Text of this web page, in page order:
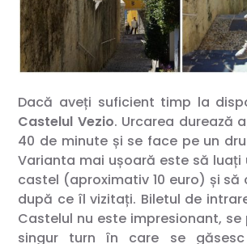
Dacă aveți suficient timp la
Castelul Vezio. Urcarea durează
40 de minute și se face pe un
Varianta mai ușoară este să luați
castel (aproximativ 10 euro) și să
după ce îl vizitați. Biletul de
Castelul nu este impresionant,
singur turn în care se